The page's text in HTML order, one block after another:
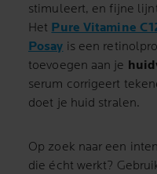
stimuleert, en fijne
Het Pure Vitamine
Posay is een
toevoegen aan je
serum corrigeert
doet je huid stralen.
Op zoek naar een
die écht werkt?